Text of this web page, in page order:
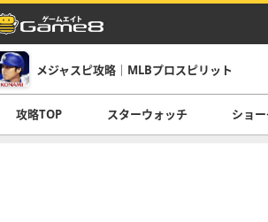
メジャスピ攻略｜MLBプロスピリット
攻略TOP スターウォッチ ショ